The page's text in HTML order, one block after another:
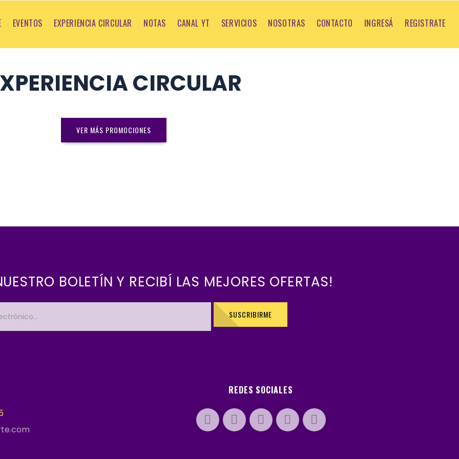
EVENTOS EXPERIENCIA CIRCULAR NOTAS CANAL YT SERVICIOS NOSOTRAS CONTACTO INGRESÁ REGISTRATE
CIRCULAR
VER MÁS PROMOCIONES
BOLETÍN Y RECIBÍ LAS MEJORES OFERTAS!
SUSCRIBIRME
REDES SOCIALES